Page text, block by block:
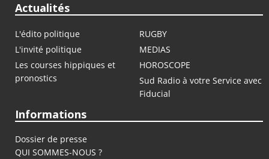
Actualités
L'édito politique
RUGBY
L'invité politique
MEDIAS
Les courses hippiques et
pronostics
HOROSCOPE
Sud Radio à votre Service avec
Fiducial
Informations
Dossier de presse
QUI SOMMES-NOUS ?